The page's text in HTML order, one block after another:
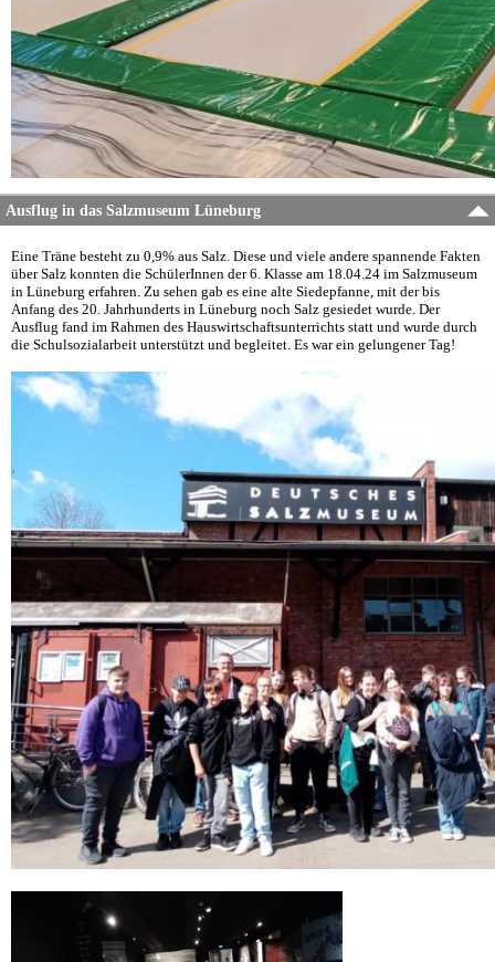
Ausflug in das Salzmuseum Lüneburg
Eine Träne besteht zu 0,9% aus Salz. Diese und viele andere spannende Fakten
über Salz konnten die SchülerInnen der 6. Klasse am 18.04.24 im Salzmuseum
in Lüneburg erfahren. Zu sehen gab es eine alte Siedepfanne, mit der bis
Anfang des 20. Jahrhunderts in Lüneburg noch Salz gesiedet wurde. Der
Ausflug fand im Rahmen des Hauswirtschaftsunterrichts statt und wurde durch
die Schulsozialarbeit unterstützt und begleitet. Es war ein gelungener Tag!